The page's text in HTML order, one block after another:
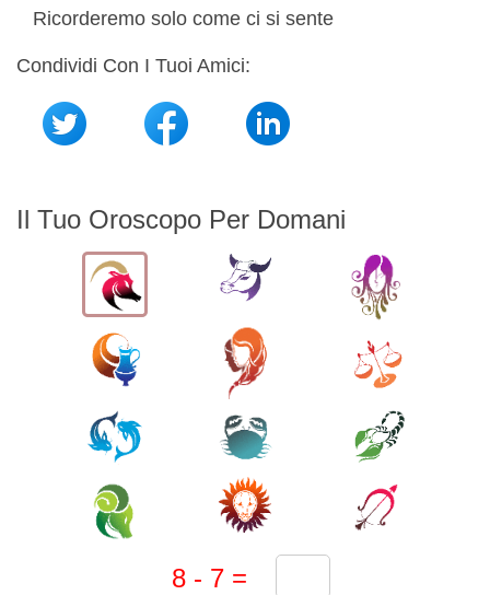
Ricorderemo solo come ci si sente
Condividi Con I Tuoi Amici:
Il Tuo Oroscopo Per Domani